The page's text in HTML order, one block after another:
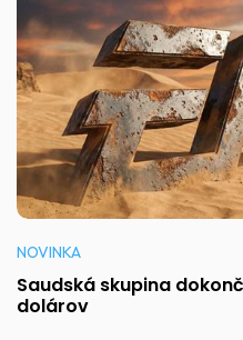
NOVINKA
Saudská skupina
dolárov